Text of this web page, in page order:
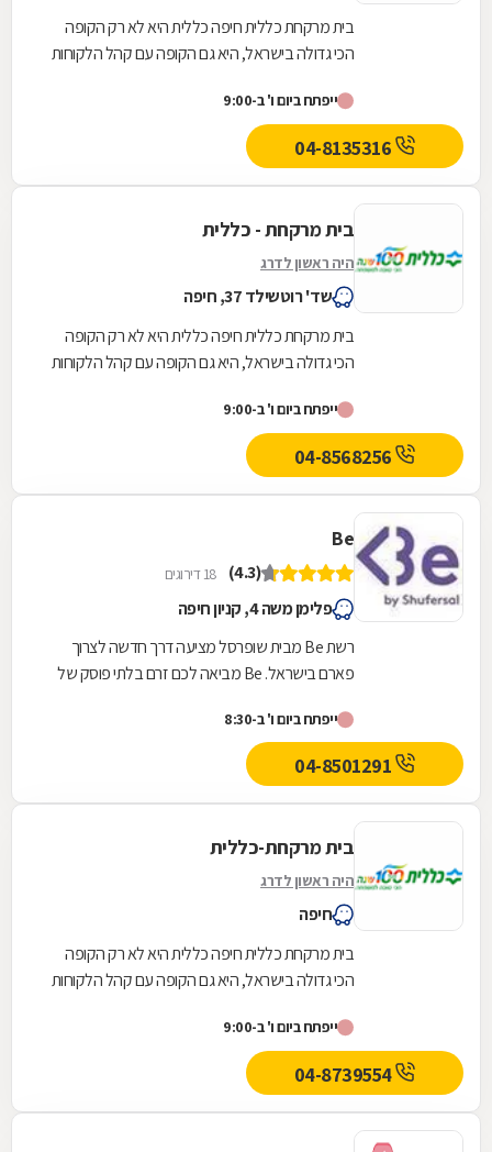
בית מרקחת כללית חיפה כללית היא לא רק הקופה
הכי גדולה בישראל, היא גם הקופה עם קהל הלקוחות
שירות...
ייפתח ביום ו' ב-9:00
בית מרקחת - כללית
היה ראשון לדרג
שד' רוטשילד 37, חיפה
בית מרקחת כללית חיפה כללית היא לא רק הקופה
הכי גדולה בישראל, היא גם הקופה עם קהל הלקוחות
שירות...
ייפתח ביום ו' ב-9:00
04-8568256
Be
(4.3) 18 דירוגים
פלימן משה 4, קניון חיפה
רשת Be מבית שופרסל מציעה דרך חדשה לצרוך
פארם בישראל. Be מביאה לכם זרם בלתי פוסק של
ובחו"ל, כזה...
ייפתח ביום ו' ב-8:30
בית מרקחת-כללית
היה ראשון לדרג
חיפה
בית מרקחת כללית חיפה כללית היא לא רק הקופה
הכי גדולה בישראל, היא גם הקופה עם קהל הלקוחות
שירות...
ייפתח ביום ו' ב-9:00
04-8739554